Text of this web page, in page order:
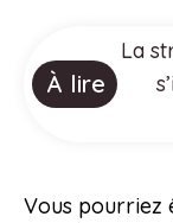
À lire
La
Vous pourriez